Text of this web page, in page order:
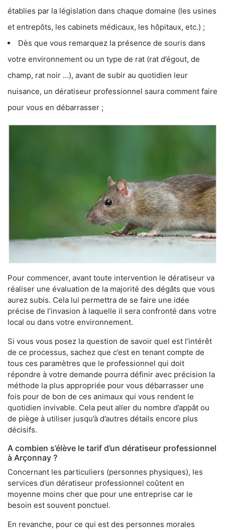
établies par la législation dans chaque domaine (les usines
et entrepôts, les cabinets médicaux, les hôpitaux, etc.) ;
Dès que vous remarquez la présence de souris dans
votre environnement ou un type de rat (rat d’égout, de
champ, rat noir …), avant de subir au quotidien leur
nuisance, un dératiseur professionnel saura comment faire
pour vous en débarrasser ;
Pour commencer, avant toute intervention le dératiseur va
réaliser une évaluation de la majorité des dégâts que vous
aurez subis. Cela lui permettra de se faire une idée
précise de l’invasion à laquelle il sera confronté dans votre
local ou dans votre environnement.
Si vous vous posez la question de savoir quel est l’intérêt
de ce processus, sachez que c’est en tenant compte de
tous ces paramètres que le professionnel qui doit
répondre à votre demande pourra définir avec précision la
méthode la plus appropriée pour vous débarrasser une
fois pour de bon de ces animaux qui vous rendent le
quotidien invivable. Cela peut aller du nombre d’appât ou
de piège à utiliser jusqu’à d’autres détails encore plus
décisifs.
A combien s’élève le tarif d’un dératiseur professionnel
à Arçonnay ?
Concernant les particuliers (personnes physiques), les
services d’un dératiseur professionnel coûtent en
moyenne moins cher que pour une entreprise car le
besoin est souvent ponctuel.
En revanche, pour ce qui est des personnes morales